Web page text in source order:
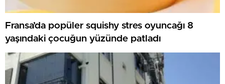
Fransa’da popüler squishy stres oyuncağı 8
yaşındaki çocuğun yüzünde patladı